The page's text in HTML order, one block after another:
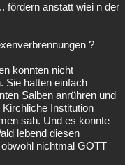
fördern anstatt wiei n der
?
konnten nicht
Sie hatten einfach
Salben anrühren und
Institution
sah. Und es konnte
lebend diesen
nichtmal GOTT